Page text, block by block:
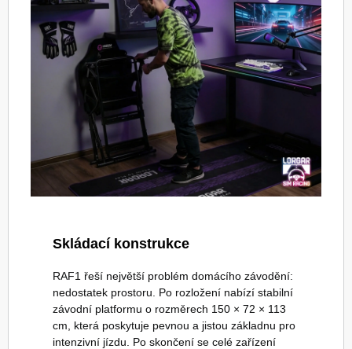
Skládací konstrukce
RAF1 řeší největší problém domácího závodění:
nedostatek prostoru. Po rozložení nabízí stabilní
závodní platformu o rozměrech 150 × 72 × 113
cm, která poskytuje pevnou a jistou základnu pro
intenzivní jízdu. Po skončení se celé zařízení